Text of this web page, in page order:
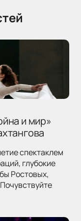
и мир»
спектаклем
глубокие
Ростовых,